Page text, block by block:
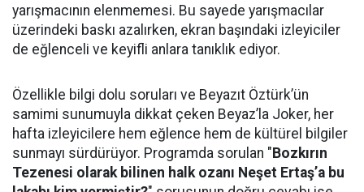
yarışmacının elenmemesi. Bu sayede yarışmacılar
üzerindeki baskı azalırken, ekran başındaki izleyiciler
de eğlenceli ve keyifli anlara tanıklık ediyor.
Özellikle bilgi dolu soruları ve Beyazıt Öztürk’ün
samimi sunumuyla dikkat çeken Beyaz’la Joker, her
hafta izleyicilere hem eğlence hem de kültürel bilgiler
sunmayı sürdürüyor. Programda sorulan " Bozkırın
Tezenesi olarak bilinen halk ozanı Neşet Ertaş’a bu